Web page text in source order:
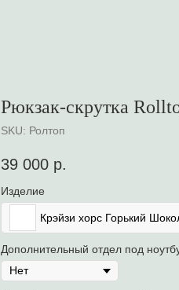
Рюкзак-скрутка
SKU: Ролтоп
39 000 р.
Изделие
Крэйзи хорс Горький
Дополнительный отдел под